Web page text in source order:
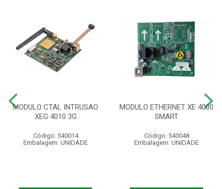
MODULO CTAL INTRUSAO
XEG 4010 3G
Código: 540014
Embalagem: UNIDADE
MODULO ETHERNET XE 4000
SMART
Código: 540048
Embalagem: UNIDADE